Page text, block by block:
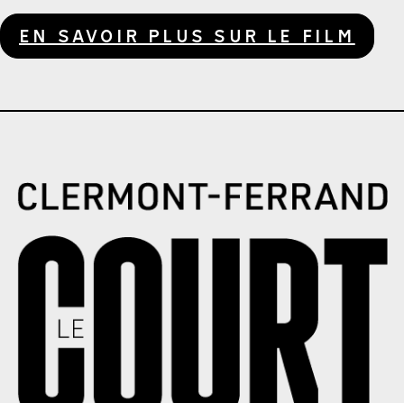
EN SAVOIR PLUS SUR LE FILM